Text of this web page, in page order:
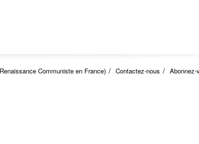
Communiste en France) Contactez-nous Abonnez-